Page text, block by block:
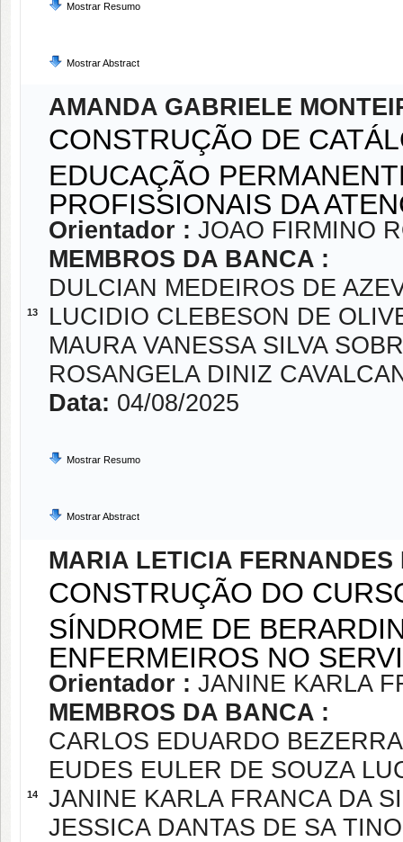
Mostrar Resumo
Mostrar Abstract
13
AMANDA GABRIELE
CONSTRUÇÃO DE
EDUCAÇÃO
PROFISSIONAIS DA
Orientador : JOAO FIRMINO
MEMBROS DA BANCA :
DULCIAN MEDEIROS DE
LUCIDIO CLEBESON DE
MAURA VANESSA SILVA
ROSANGELA DINIZ
Data: 04/08/2025
Mostrar Resumo
Mostrar Abstract
14
MARIA LETICIA FERNANDES
CONSTRUÇÃO DO
SÍNDROME DE
ENFERMEIROS NO
Orientador : JANINE KARLA
MEMBROS DA BANCA :
CARLOS EDUARDO
EUDES EULER DE SOUZA
JANINE KARLA FRANCA DA
JESSICA DANTAS DE SA